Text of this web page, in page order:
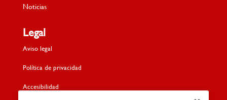
Noticias
Legal
Aviso legal
Política de privacidad
Accesibilidad